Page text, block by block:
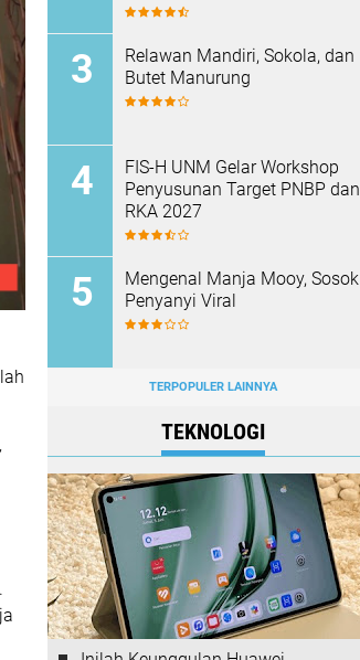
Relawan Mandiri, Sokola, dan
Butet Manurung
FIS-H UNM Gelar Workshop
Penyusunan Target PNBP dan
RKA 2027
Mengenal Manja Mooy, Sosok
Penyanyi Viral
TERPOPULER LAINNYA
TEKNOLOGI